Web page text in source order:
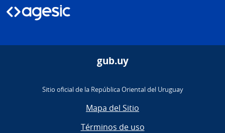
gub.uy
Sitio oficial de la República Oriental del Uruguay
Mapa del Sitio
Términos de uso